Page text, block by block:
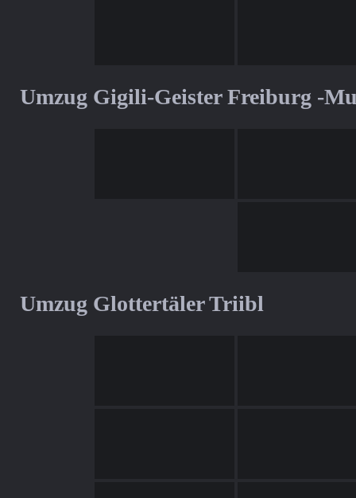
Umzug Gigili-Geister Freiburg -
Umzug Glottertäler Triibl